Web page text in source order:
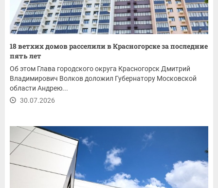
18 ветхих домов расселили в Красногорске за последние
пять лет
Об этом Глава городского округа Красногорск Дмитрий
Владимирович Волков доложил Губернатору Московской
области Андрею...
30.07.2026